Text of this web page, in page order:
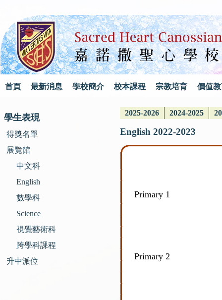
首頁 最新消息 學校簡介 校本課程 宗教培育 價值
學生表現
得獎名單
展覽館
中文科
English
數學科
Science
視覺藝術科
跨學科課程
升中派位
2025-2026 2024-2025
English 2022-2023
Primary 1
Primary 2